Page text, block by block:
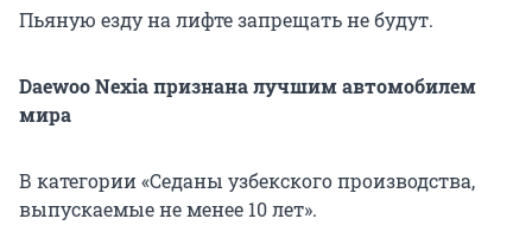
Пьяную езду на лифте запрещать не будут.
Daewoo Nexia признана лучшим автомобилем
мира
В категории «Седаны узбекского производства,
выпускаемые не менее 10 лет».